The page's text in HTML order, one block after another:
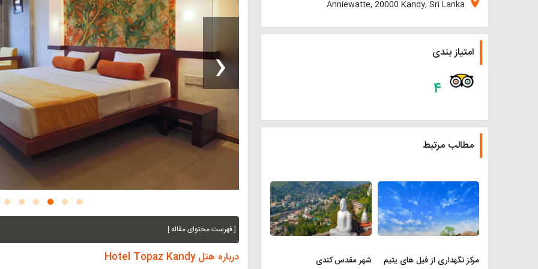
‹
[ فهرست محتوای مقاله ]
درباره هتل Hotel Topaz Kandy
Anniewatte, 20000 Kandy, Sri Lanka
امتیاز بندی
۴
مطالب مرتبط
مرکز نگهداری از فیل های یتیم شهر مقدس کندی